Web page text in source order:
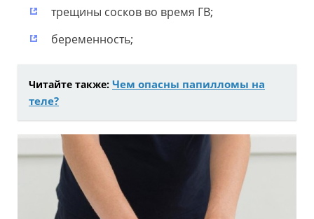
трещины сосков во время ГВ;
беременность;
Читайте также: Чем опасны папилломы на
теле?